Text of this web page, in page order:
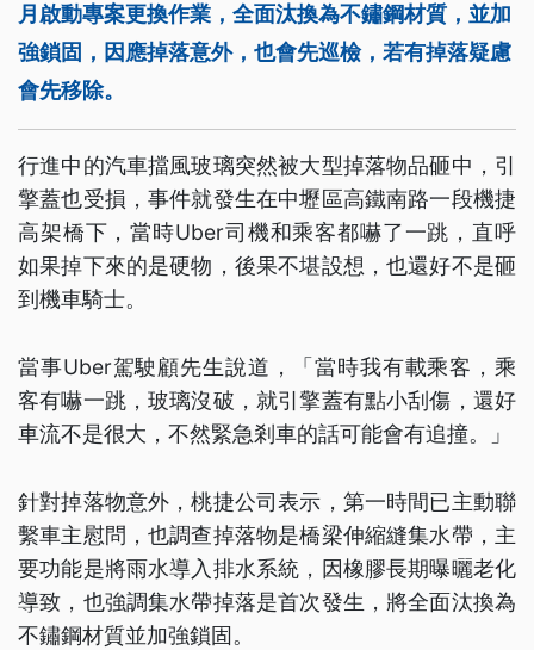
月啟動專案更換作業，全面汰換為不鏽鋼材質，並加
強鎖固，因應掉落意外，也會先巡檢，若有掉落疑慮
會先移除。
行進中的汽車擋風玻璃突然被大型掉落物品砸中，引
擎蓋也受損，事件就發生在中壢區高鐵南路一段機捷
高架橋下，當時Uber司機和乘客都嚇了一跳，直呼
如果掉下來的是硬物，後果不堪設想，也還好不是砸
到機車騎士。
當事Uber駕駛顧先生說道，「當時我有載乘客，乘
客有嚇一跳，玻璃沒破，就引擎蓋有點小刮傷，還好
車流不是很大，不然緊急剎車的話可能會有追撞。」
針對掉落物意外，桃捷公司表示，第一時間已主動聯
繫車主慰問，也調查掉落物是橋梁伸縮縫集水帶，主
要功能是將雨水導入排水系統，因橡膠長期曝曬老化
導致，也強調集水帶掉落是首次發生，將全面汰換為
不鏽鋼材質並加強鎖固。